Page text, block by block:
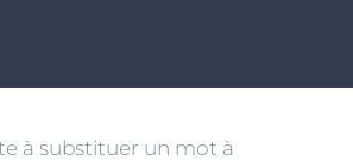
à substituer un mot à